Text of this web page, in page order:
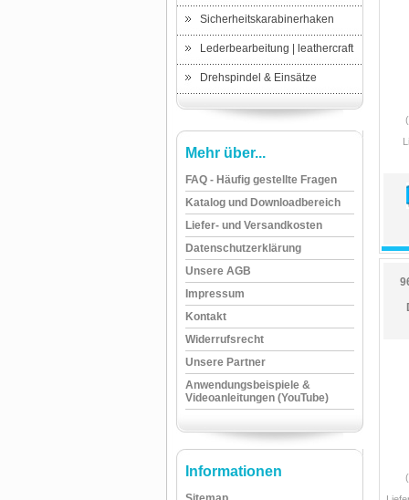
Sicherheitskarabinerhaken
Lederbearbeitung | leathercraft
Drehspindel & Einsätze
Mehr über...
FAQ - Häufig gestellte Fragen
Katalog und Downloadbereich
Liefer- und Versandkosten
Datenschutzerklärung
Unsere AGB
Impressum
Kontakt
Widerrufsrecht
Unsere Partner
Anwendungsbeispiele &
Videoanleitungen (YouTube)
Informationen